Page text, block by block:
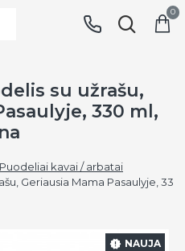
0
Puodeliai kavai / arbatai
Geriausia Mama Pasaulyje, 33
su užrašu,
330 ml,
NAUJA